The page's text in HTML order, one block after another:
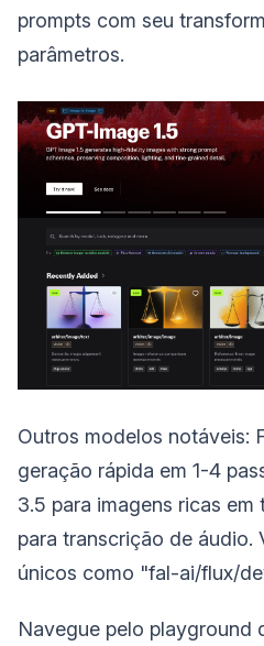
prompts com seu
parâmetros.
Outros modelos notáveis:
geração rápida em 1-4
3.5 para imagens ricas
para transcrição de áudio.
únicos como "fal-ai/flux/
Navegue pelo playground